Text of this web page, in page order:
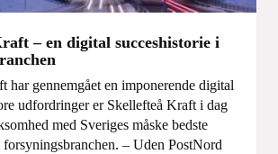
– en digital succeshistorie i
har gennemgået en imponerende digital
udfordringer er Skellefteå Kraft i dag
med Sveriges måske bedste
– Uden PostNord